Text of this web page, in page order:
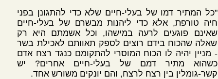
"כל המתיר דמו של בעלי-חיים שלא כדי להתגונן בפני
חיה טורפת, אלא כדי ליהנות מבשרם של בעלי-חיים
שאינם פוגעים לרעה במישהו, וכל אשמתם היא רק
שאלה שהכוח בידם רוצים לספק תאוותם לאכילת בשר
- מניין יהיה לו הכוח המוסרי להתקומם כנגד רצח אדם
כשהוא מתיר דמם של בעלי-חיים אחרים? יש
קשר-גומלין בין רצח לרצח, והם יונקים משורש אחד.